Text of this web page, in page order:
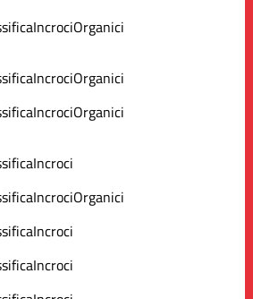
IncrociOrganici
IncrociOrganici
IncrociOrganici
Incroci
IncrociOrganici
Incroci
Incroci